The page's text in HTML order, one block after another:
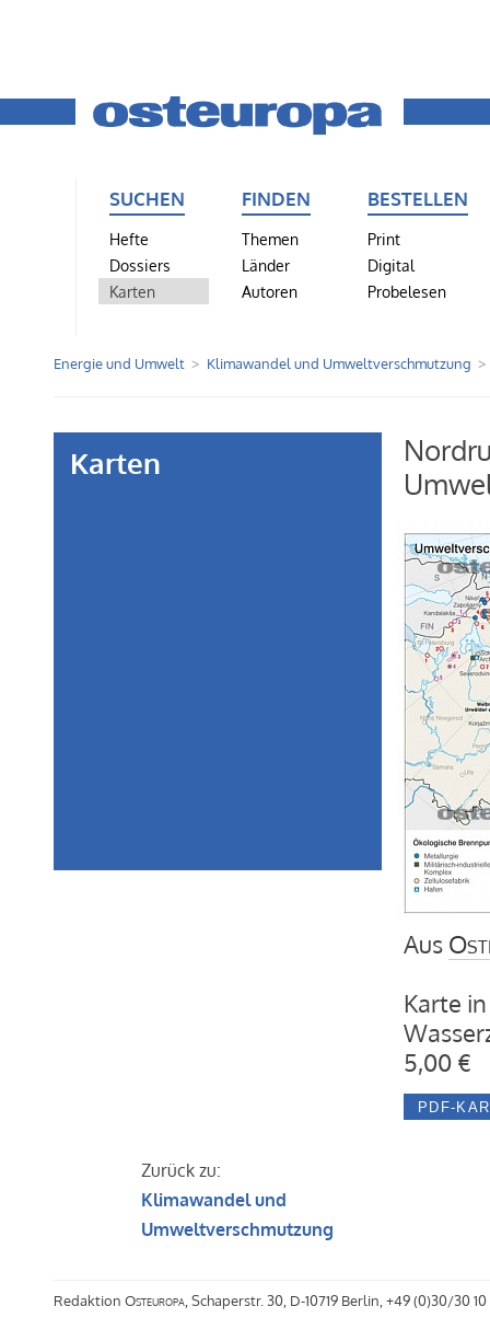
SUCHEN
Hefte
Dossiers
Karten
FINDEN
Themen
Länder
Autoren
BESTELLEN
Print
Digital
Probelesen
Energie und Umwelt Klimawandel und Umweltverschmutzung
Karten
Aus
Karte
5,00 €
Zurück zu:
Klimawandel und
Umweltverschmutzung
Redaktion Osteuropa , Schaperstr. 30, D-10719 Berlin, +49 (0)30/30